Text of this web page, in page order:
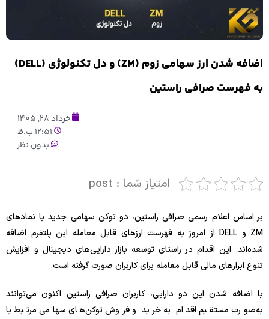
اضافه شدن ارز سهامی زوم (ZM) و دل تکنولوژی (DELL)
به فهرست صرافی راستین
خرداد 28, 1405
12:51 ب.ظ
بدون نظر
امتیاز شما : post
بر اساس اعلام رسمی صرافی راستین، دو توکن سهامی جدید با نمادهای
ZM و DELL از امروز به فهرست ارزهای قابل معامله این پلتفرم اضافه
شده‌اند. این اقدام در راستای توسعه بازار دارایی‌های دیجیتال و افزایش
تنوع ابزارهای مالی قابل معامله برای کاربران صورت گرفته است.
با اضافه شدن این دو دارایی، کاربران صرافی راستین اکنون می‌توانند
به‌صورت مستقیم اقدام به خرید و فروش توکن‌های سهامی مرتبط با